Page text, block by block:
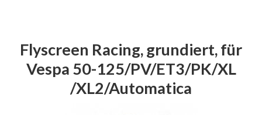
Flyscreen Racing, grundiert, für
Vespa 50-125/PV/ET3/PK/XL
/XL2/Automatica